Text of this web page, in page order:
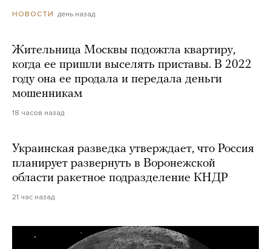
НОВОСТИ день назад
Жительница Москвы подожгла квартиру,
когда ее пришли выселять приставы. В 2022
году она ее продала и передала деньги
мошенникам
18 часов назад
Украинская разведка утверждает, что Россия
планирует развернуть в Воронежской
области ракетное подразделение КНДР
21 час назад